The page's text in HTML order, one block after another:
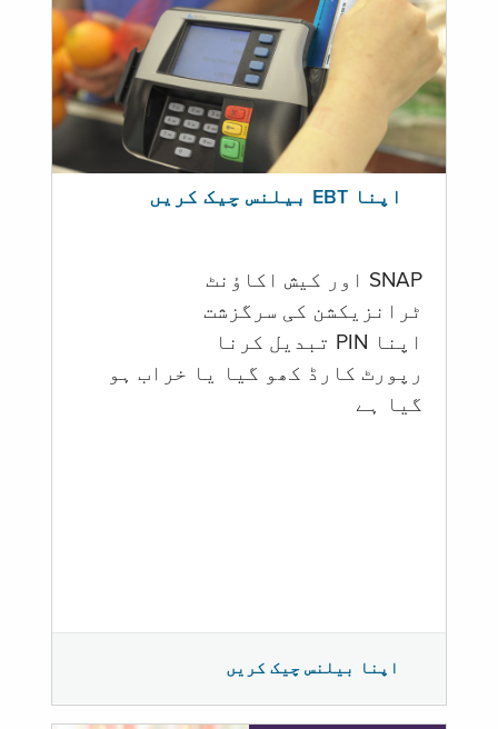
اپنا EBT بیلنس چیک کریں
SNAP اور کیش اکاؤنٹ
ٹرانزیکشن کی سرگزشت
اپنا PIN تبدیل کرنا
رپورٹ کارڈ کھو گیا یا خراب ہو
گيا ہے
اپنا بیلنس چیک کریں